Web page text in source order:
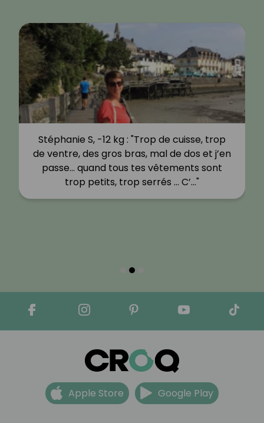
Stéphanie S, -12 kg : "Trop de cuisse, trop
de ventre, des gros bras, mal de dos et j’en
passe… quand tous tes vêtements sont
trop petits, trop serrés … C’…"
Apple Store Google Play